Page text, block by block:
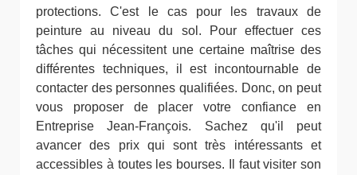
protections. C'est le cas pour les travaux de
peinture au niveau du sol. Pour effectuer ces
tâches qui nécessitent une certaine maîtrise des
différentes techniques, il est incontournable de
contacter des personnes qualifiées. Donc, on peut
vous proposer de placer votre confiance en
Entreprise Jean-François. Sachez qu'il peut
avancer des prix qui sont très intéressants et
accessibles à toutes les bourses. Il faut visiter son